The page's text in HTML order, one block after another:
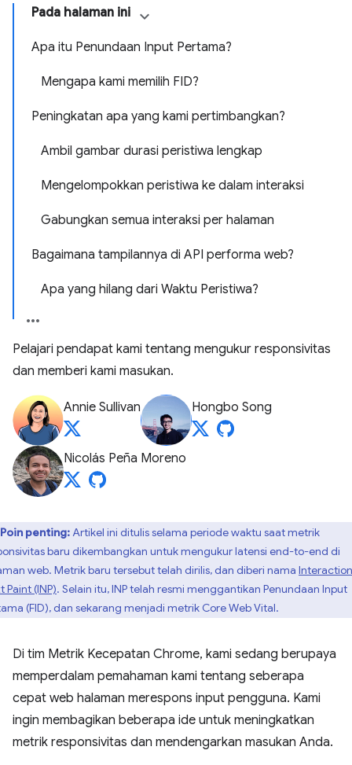
Pada halaman ini
Apa itu Penundaan Input Pertama?
Mengapa kami memilih FID?
Peningkatan apa yang kami pertimbangkan?
Ambil gambar durasi peristiwa lengkap
Mengelompokkan peristiwa ke dalam interaksi
Gabungkan semua interaksi per halaman
Bagaimana tampilannya di API performa web?
Apa yang hilang dari Waktu Peristiwa?
Pelajari pendapat kami tentang mengukur responsivitas
dan memberi kami masukan.
Annie Sullivan Hongbo Song
Nicolás Peña Moreno
Poin penting:Artikel ini ditulis selama periode waktu saat metrik
baru dikembangkan untuk mengukur latensi end-to-end di
web. Metrik baru tersebut telah dirilis, dan diberi nama
Paint (INP). Selain itu, INP telah resmi menggantikan Penundaan Input
(FID), dan sekarang menjadi metrik Core Web Vital.
Di tim Metrik Kecepatan Chrome, kami sedang berupaya
memperdalam pemahaman kami tentang seberapa
cepat web halaman merespons input pengguna. Kami
ingin membagikan beberapa ide untuk meningkatkan
metrik responsivitas dan mendengarkan masukan Anda.